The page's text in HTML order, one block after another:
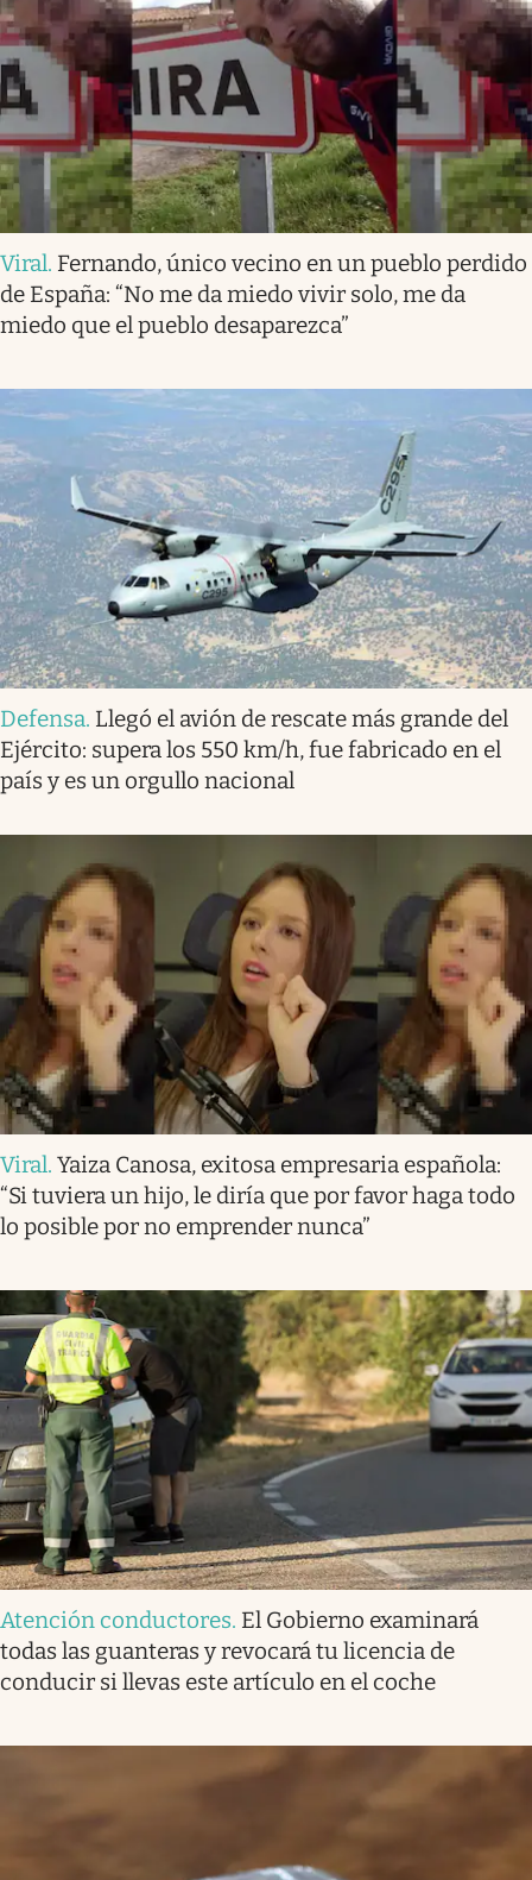
Viral. Fernando, único vecino en un pueblo perdido
de España: “No me da miedo vivir solo, me da
miedo que el pueblo desaparezca”
Defensa. Llegó el avión de rescate más grande del
Ejército: supera los 550 km/h, fue fabricado en el
país y es un orgullo nacional
Viral. Yaiza Canosa, exitosa empresaria española:
“Si tuviera un hijo, le diría que por favor haga todo
lo posible por no emprender nunca”
Atención conductores. El Gobierno examinará
todas las guanteras y revocará tu licencia de
conducir si llevas este artículo en el coche